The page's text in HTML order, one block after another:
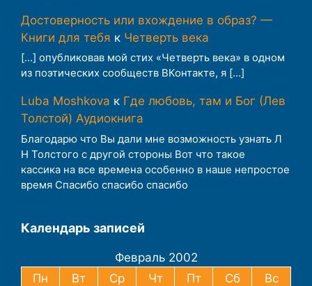
Достоверность или вхождение в образ? —
Книги для тебя к Четверть века
[…] опубликовав мой стих «Четверть века» в одном
из поэтических сообществ ВКонтакте, я […]
Luba Moshkova к Где любовь, там и Бог (Лев
Толстой) Аудиокнига
Благодарю что Вы дали мне возможность узнать Л
Н Толстого с другой стороны Вот что такое
кассика на все времена особенно в наше непростое
время Спасибо спасибо спасибо
Календарь записей
Февраль 2002
Пн
Вт Ср Чт Пт Сб
Вс